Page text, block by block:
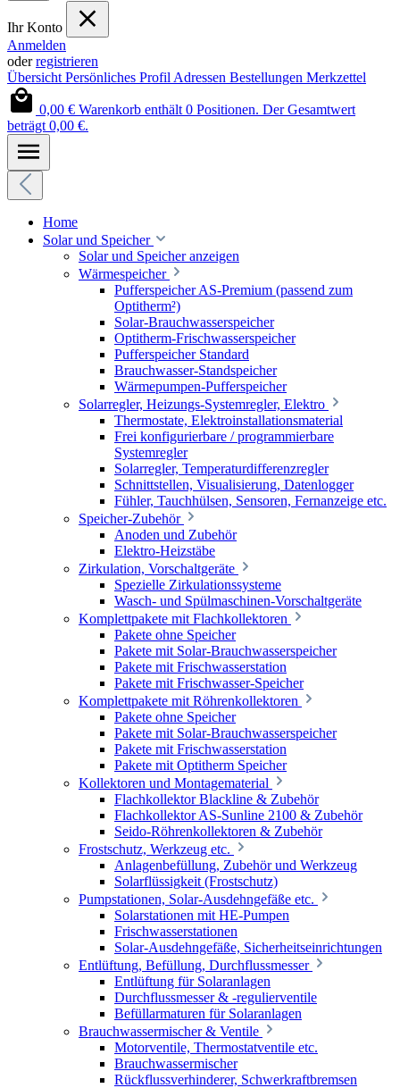
Ihr Konto
Anmelden
oderregistrieren
Übersicht Persönliches Profil Adressen Bestellungen Merkzettel
0,00 € Warenkorb enthält 0 Positionen. Der Gesamtwert
beträgt 0,00 €.
Home
Solar und Speicher
Solar und Speicher anzeigen
Wärmespeicher
Pufferspeicher AS-Premium (passend zum
Optitherm²)
Solar-Brauchwasserspeicher
Optitherm-Frischwasserspeicher
Pufferspeicher Standard
Brauchwasser-Standspeicher
Wärmepumpen-Pufferspeicher
Solarregler, Heizungs-Systemregler, Elektro
Thermostate, Elektroinstallationsmaterial
Frei konfigurierbare / programmierbare
Systemregler
Solarregler, Temperaturdifferenzregler
Schnittstellen, Visualisierung, Datenlogger
Fühler, Tauchhülsen, Sensoren, Fernanzeige etc.
Speicher-Zubehör
Anoden und Zubehör
Elektro-Heizstäbe
Zirkulation, Vorschaltgeräte
Spezielle Zirkulationssysteme
Wasch- und Spülmaschinen-Vorschaltgeräte
Komplettpakete mit Flachkollektoren
Pakete ohne Speicher
Pakete mit Solar-Brauchwasserspeicher
Pakete mit Frischwasserstation
Pakete mit Frischwasser-Speicher
Komplettpakete mit Röhrenkollektoren
Pakete ohne Speicher
Pakete mit Solar-Brauchwasserspeicher
Pakete mit Frischwasserstation
Pakete mit Optitherm Speicher
Kollektoren und Montagematerial
Flachkollektor Blackline & Zubehör
Flachkollektor AS-Sunline 2100 & Zubehör
Seido-Röhrenkollektoren & Zubehör
Frostschutz, Werkzeug etc.
Anlagenbefüllung, Zubehör und Werkzeug
Solarflüssigkeit (Frostschutz)
Pumpstationen, Solar-Ausdehngefäße etc.
Solarstationen mit HE-Pumpen
Frischwasserstationen
Solar-Ausdehngefäße, Sicherheitseinrichtungen
Entlüftung, Befüllung, Durchflussmesser
Entlüftung für Solaranlagen
Durchflussmesser & -regulierventile
Befüllarmaturen für Solaranlagen
Brauchwassermischer & Ventile
Motorventile, Thermostatventile etc.
Brauchwassermischer
Rückflussverhinderer, Schwerkraftbremsen